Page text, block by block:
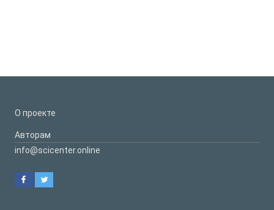
О проекте
Авторам
info@scicenter.online